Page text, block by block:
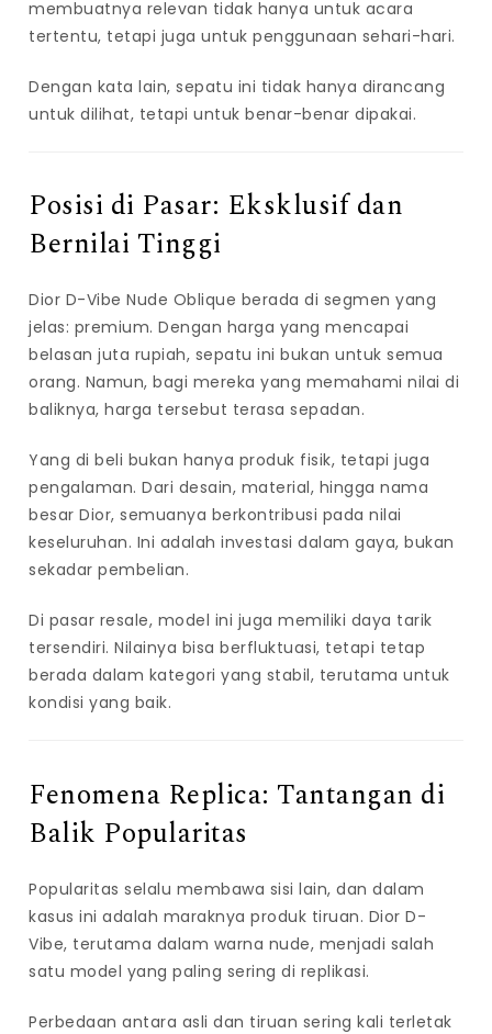
membuatnya relevan tidak hanya untuk acara
tertentu, tetapi juga untuk penggunaan sehari-hari.
Dengan kata lain, sepatu ini tidak hanya dirancang
untuk dilihat, tetapi untuk benar-benar dipakai.
Posisi di Pasar: Eksklusif dan
Bernilai Tinggi
Dior D-Vibe Nude Oblique berada di segmen yang
jelas: premium. Dengan harga yang mencapai
belasan juta rupiah, sepatu ini bukan untuk semua
orang. Namun, bagi mereka yang memahami nilai di
baliknya, harga tersebut terasa sepadan.
Yang di beli bukan hanya produk fisik, tetapi juga
pengalaman. Dari desain, material, hingga nama
besar Dior, semuanya berkontribusi pada nilai
keseluruhan. Ini adalah investasi dalam gaya, bukan
sekadar pembelian.
Di pasar resale, model ini juga memiliki daya tarik
tersendiri. Nilainya bisa berfluktuasi, tetapi tetap
berada dalam kategori yang stabil, terutama untuk
kondisi yang baik.
Fenomena Replica: Tantangan di
Balik Popularitas
Popularitas selalu membawa sisi lain, dan dalam
kasus ini adalah maraknya produk tiruan. Dior D-
Vibe, terutama dalam warna nude, menjadi salah
satu model yang paling sering di replikasi.
Perbedaan antara asli dan tiruan sering kali terletak